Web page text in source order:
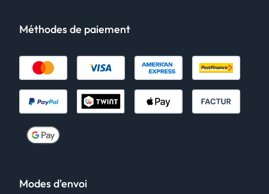
Méthodes de paiement
Modes d'envoi